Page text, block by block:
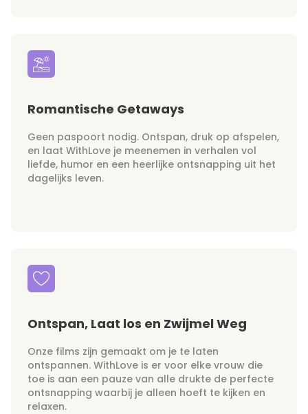
Romantische Getaways
Geen paspoort nodig. Ontspan, druk op afspelen,
en laat WithLove je meenemen in verhalen vol
liefde, humor en een heerlijke ontsnapping uit het
dagelijks leven.
Ontspan, Laat los en Zwijmel Weg
Onze films zijn gemaakt om je te laten
ontspannen. WithLove is er voor elke vrouw die
toe is aan een pauze van alle drukte de perfecte
ontsnapping waarbij je alleen hoeft te kijken en
relaxen.